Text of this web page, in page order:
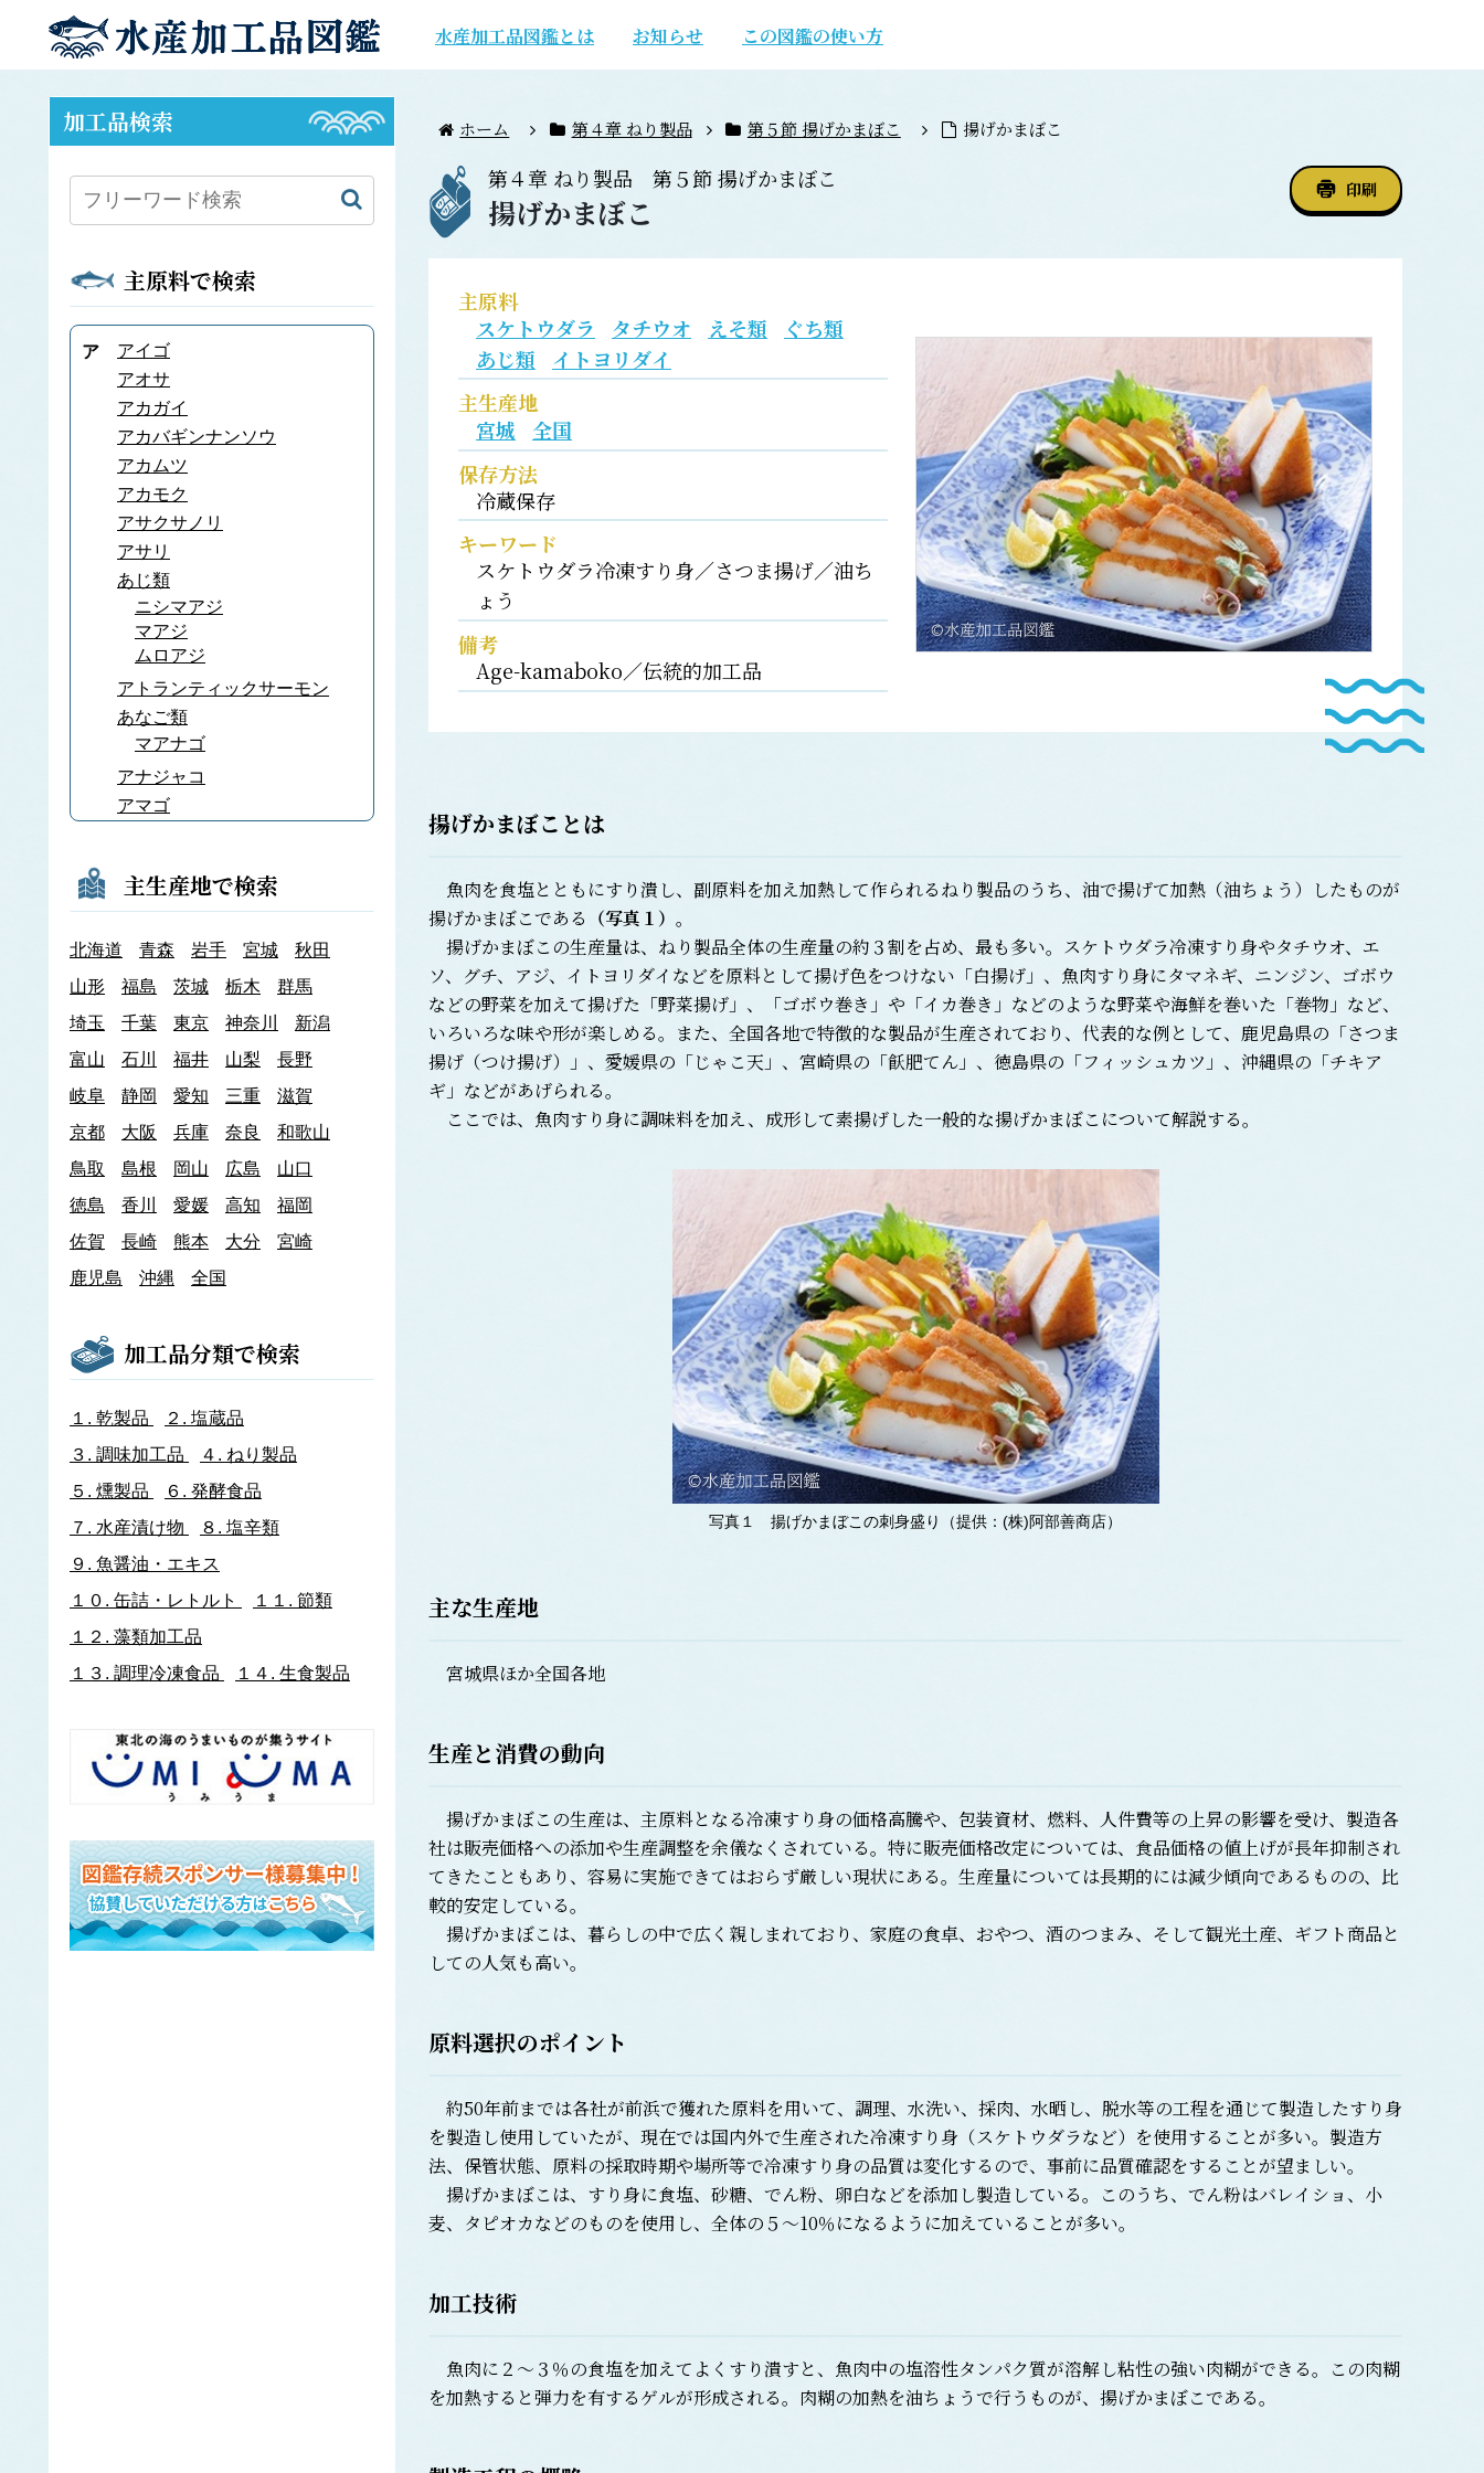
水産加工品図鑑とは お知らせ この図鑑の使い方
ホーム 第４章 ねり製品 第５節 揚げかまぼこ 揚げかまぼこ
第４章 ねり製品 第５節揚げかまぼこ
揚げかまぼこ
印刷
主原料
スケトウダラ
タチウオ えそ類
ぐち類
あじ類
イトヨリダイ
主生産地
宮城
全国
保存方法
冷蔵保存
キーワード
スケトウダラ冷凍すり身／さつま揚げ／油ち
ょう
備考
Age-kamaboko／伝統的加工品
揚げかまぼこ とは
魚肉を食塩とともにすり潰し、副原料を加え加熱して作られるねり製品のうち、油で揚げて加熱（油ちょう）したものが
揚げかまぼこである （写真１） 。
揚げかまぼこの生産量は、ねり製品全体の生産量の約３割を占め、最も多い。スケトウダラ冷凍すり身やタチウオ、エ
ソ、グチ、アジ、イトヨリダイなどを原料として揚げ色をつけない「白揚げ」、魚肉すり身にタマネギ、ニンジン、ゴボウ
などの野菜を加えて揚げた「野菜揚げ」、「ゴボウ巻き」や「イカ巻き」などのような野菜や海鮮を巻いた「巻物」など、
いろいろな味や形が楽しめる。また、全国各地で特徴的な製品が生産されており、代表的な例として、鹿児島県の「さつま
揚げ（つけ揚げ）」、愛媛県の「じゃこ天」、宮崎県の「飫肥てん」、徳島県の「フィッシュカツ」、沖縄県の「チキア
ギ」などがあげられる。
ここでは、魚肉すり身に調味料を加え、成形して素揚げした一般的な揚げかまぼこについて解説する。
写真１ 揚げかまぼこの刺身盛り（提供：(株)阿部善商店）
主な生産地
宮城県ほか全国各地
生産と消費の動向
揚げかまぼこの生産は、主原料となる冷凍すり身の価格高騰や、包装資材、燃料、人件費等の上昇の影響を受け、製造各
社は販売価格への添加や生産調整を余儀なくされている。特に販売価格改定については、食品価格の値上げが長年抑制され
てきたこともあり、容易に実施できてはおらず厳しい現状にある。生産量については長期的には減少傾向であるものの、比
較的安定している。
揚げかまぼこは、暮らしの中で広く親しまれており、家庭の食卓、おやつ、酒のつまみ、そして観光土産、ギフト商品と
しての人気も高い。
原料選択のポイント
約50年前までは各社が前浜で獲れた原料を用いて、調理、水洗い、採肉、水晒し、脱水等の工程を通じて製造したすり身
を製造し使用していたが、現在では国内外で生産された冷凍すり身（スケトウダラなど）を使用することが多い。製造方
法、保管状態、原料の採取時期や場所等で冷凍すり身の品質は変化するので、事前に品質確認をすることが望ましい。
揚げかまぼこは、すり身に食塩、砂糖、でん粉、卵白などを添加し製造している。このうち、でん粉はバレイショ、小
麦、タピオカなどのものを使用し、全体の５～10％になるように加えていることが多い。
加工技術
魚肉に２～３％の食塩を加えてよくすり潰すと、魚肉中の塩溶性タンパク質が溶解し粘性の強い肉糊ができる。この肉糊
を加熱すると弾力を有するゲルが形成される。肉糊の加熱を油ちょうで行うものが、揚げかまぼこである。
加工品検索
主原料で検索
ア
アイゴ
アオサ
アカガイ
アカバギンナンソウ
アカムツ
アカモク
アサクサノリ
アサリ
あじ類
ニシマアジ
マアジ
ムロアジ
アトランティックサーモン
あなご類
マアナゴ
アナジャコ
アマゴ
あみ類
アキアミ
アユ
アラメ
エゾアワビ
クロアワビ
マダカアワビ
メガイアワビ
イ
イカナゴ
いか類
アオリイカ
アメリカオオアカイカ
アルゼンチンイレックス
アルゼンチンマツイカ
スルメイカ
ニュージーランドスルメイカ
ヤリイカ
イサザ
イトヨリダイ
いわし類
ウルメイワシ
マイワシ
イワナ
ウ
ウキゴリ
ウップルイノリ
うなぎ類
うに類
エゾバフンウニ
キタムラサキウニ
バフンウニ
ムラサキウニ
ウミタケ
主生産地で検索
北海道 青森 岩手 宮城
秋田
山形
福島 茨城 栃木
群馬
埼玉
千葉 東京 神奈川
新潟
富山
石川 福井 山梨
長野
岐阜
静岡 愛知 三重
滋賀
京都
大阪 兵庫 奈良
和歌山
鳥取
島根 岡山 広島
山口
徳島
香川 愛媛 高知
福岡
佐賀
長崎 熊本 大分
宮崎
鹿児島
沖縄 全国
加工品分類で検索
１. 乾製品 ２. 塩蔵品
３. 調味加工品 ４. ねり製品
５. 燻製品 ６. 発酵食品
７. 水産漬け物 ８. 塩辛類
９. 魚醤油・エキス
１０. 缶詰・レトルト １１. 節類
１２. 藻類加工品
１３. 調理冷凍食品 １４. 生食製品